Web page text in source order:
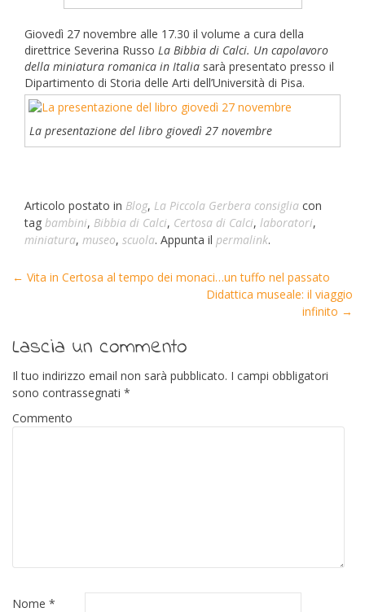
Giovedì 27 novembre alle 17.30 il volume a cura della
direttrice Severina Russo La Bibbia di Calci. Un capolavoro
della miniatura romanica in Italia sarà presentato presso il
Dipartimento di Storia delle Arti dell’Università di Pisa.
La presentazione del libro giovedì 27 novembre
Articolo postato in Blog, La Piccola Gerbera consiglia con
tag bambini, Bibbia di Calci, Certosa di Calci, laboratori,
miniatura, museo, scuola. Appunta il permalink.
Post navigation
← Vita in Certosa al tempo dei monaci…un tuffo nel passato
Didattica museale: il viaggio
infinito →
Lascia un commento
Il tuo indirizzo email non sarà pubblicato. I campi obbligatori
sono contrassegnati *
Commento
Nome *